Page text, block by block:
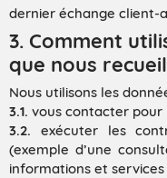
dernier échange client-
3. Comment
que nous
Nous utilisons les
3.1. vous contacter pour
3.2. exécuter les
(exemple d’une
informations et services